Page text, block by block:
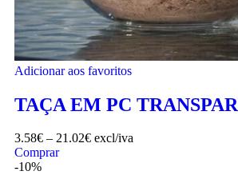
Adicionar aos favoritos
TAÇA EM PC
3.58€ – 21.02€ excl/iva
Comprar
-10%